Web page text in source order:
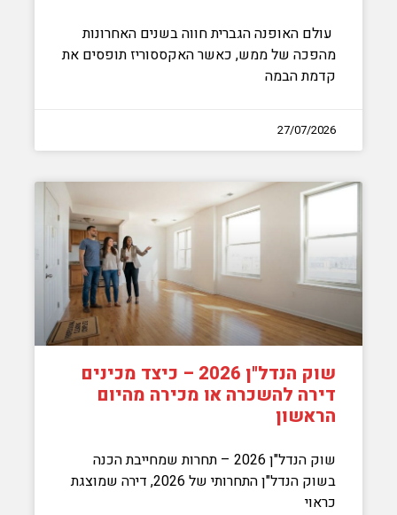
עולם האופנה הגברית חווה בשנים האחרונות
מהפכה של ממש, כאשר האקססוריז תופסים את
קדמת הבמה
27/07/2026
שוק הנדל"ן 2026 – כיצד מכינים
דירה להשכרה או מכירה מהיום
הראשון
שוק הנדל"ן 2026 – תחרות שמחייבת הכנה
בשוק הנדל"ן התחרותי של 2026, דירה שמוצגת
כראוי